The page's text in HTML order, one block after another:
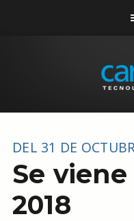
DEL 31 DE
Se viene
2018